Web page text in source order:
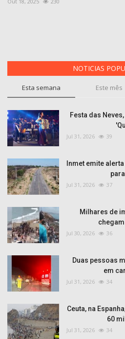
NOTICIAS
Esta semana Este mês
Festa das
Jul 31, 2026 39
Inmet emite
Jul 31, 2026 37
Milhares de
Jul 30, 2026 36
Duas pessoas
em
Jul 31, 2026 34
Ceuta, na
60
Jul 31, 2026 34